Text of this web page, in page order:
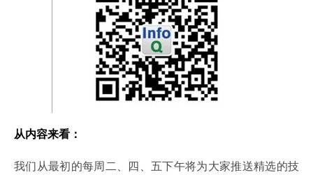
从内容来看：
我们从最初的每周二、四、五下午将为大家推送精选的技